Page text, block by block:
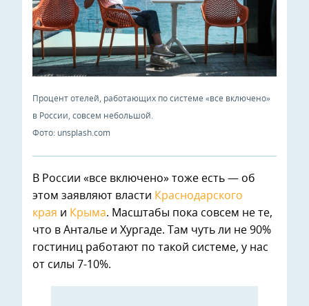
Процент отелей, работающих по системе «все включено»
в России, совсем небольшой.
Фото: unsplash.com
В России «все включено» тоже есть — об
этом заявляют власти Краснодарского
края и Крыма. Масштабы пока совсем не те,
что в Анталье и Хургаде. Там чуть ли не 90%
гостиниц работают по такой системе, у нас
от силы 7-10%.